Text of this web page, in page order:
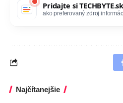
Pridajte siTECHBYTE.sk
ako preferovaný zdroj
Najčítanejšie